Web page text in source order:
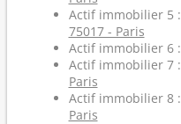
Actif immobilier 5 :
75017 - Paris
Actif immobilier 6 :
Actif immobilier 7 :
Paris
Actif immobilier 8 :
Paris